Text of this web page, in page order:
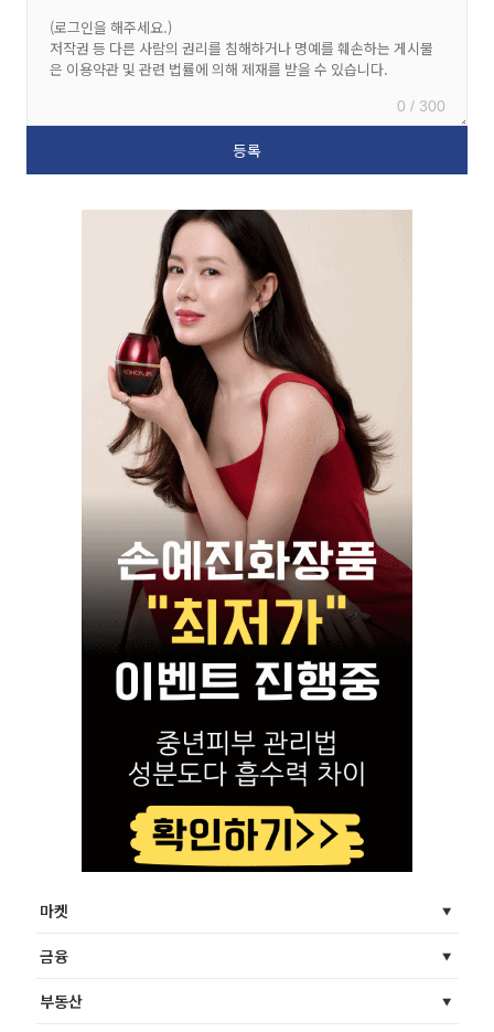
0 / 300
마켓
금융
부동산